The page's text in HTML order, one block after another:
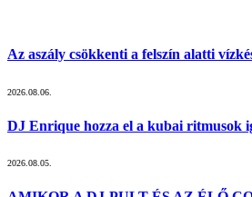
Az aszály csökkenti a felszín alatti
2026.08.06.
DJ Enrique hozza el a kubai ritmusok
2026.08.05.